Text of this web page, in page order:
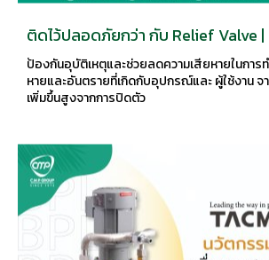
ติดไว้ปลอดภัยกว่า กับ Relief Valve |
ป้องกันอุบัติเหตุและช่วยลดความเสียหายในการ
หายและอันตรายที่เกิดกับอุปกรณ์และ ผู้ใช้งาน จ
เพิ่มขึ้นสูงจากการปิดตัว